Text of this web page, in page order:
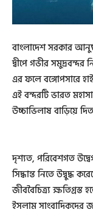
বাংলাদেশ সরকার
দ্বীপে গভীর সমুদ্রবন্দর
এর ফলে বঙ্গোপসারে
এই বন্দরটি ভারত
উচ্চাভিলাষ বাড়িয়ে
দৃশ্যত, পরিবেশগত
সিদ্ধান্ত নিতে উদ্বুদ্ধ
জীববৈচিত্র্য
ইসলাম সাংবাদিকদের